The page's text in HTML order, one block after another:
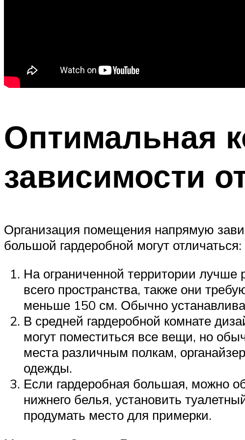
Оптимальная
зависимости
Организация помещения напрямую
большой гардеробной могут отличаться:
На ограниченной территории
всего пространства, также они
меньше 150 см. Обычно
В средней гардеробной комнате
могут поместиться все вещи, но
места различным полкам,
одежды.
Если гардеробная большая, можно
нижнего белья, установить
продумать место для примерки.